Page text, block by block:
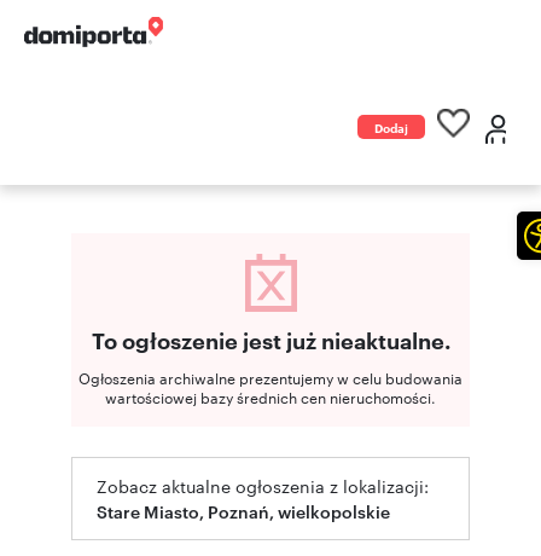
Dodaj
To ogłoszenie jest już nieaktualne.
Ogłoszenia archiwalne prezentujemy w celu budowania
wartościowej bazy średnich cen nieruchomości.
Zobacz aktualne ogłoszenia z lokalizacji:
Stare Miasto, Poznań, wielkopolskie